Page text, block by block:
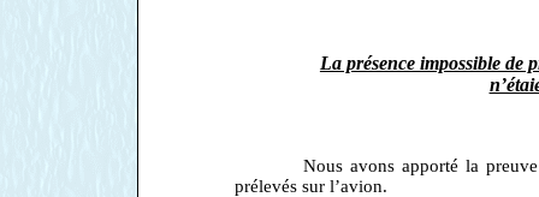
La présence impossible de
Nous avons apporté la
prélevés sur l’avion.